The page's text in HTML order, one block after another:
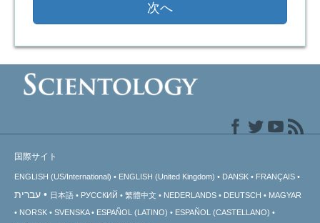
次へ
国際サイト
ENGLISH (US/International) ENGLISH (United Kingdom) DANSK FRANÇAIS
עברית 日本語 РУССКИЙ 繁體中文 NEDERLANDS DEUTSCH
MAGYAR
NORSK
SVENSKA ESPAÑOL (LATINO)
ESPAÑOL (CASTELLANO)